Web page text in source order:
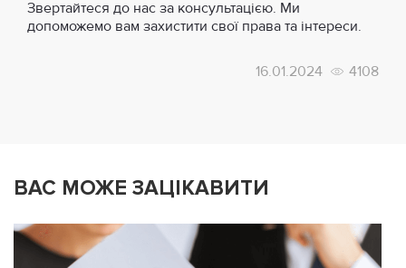
Звертайтеся до нас за консультацією. Ми
допоможемо вам захистити свої права та інтереси.
16.01.2024 4108
ВАС МОЖЕ ЗАЦІКАВИТИ